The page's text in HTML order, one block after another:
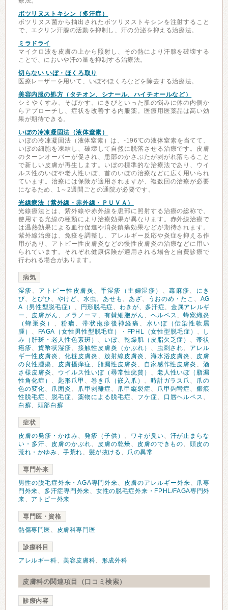
ボツリヌストキシン（多汗症）
ボツリヌス菌から抽出されたボツリヌストキシンを注射すること
で、エクリン汗腺の活動を抑制し、汗の分泌を抑える治療法。
ミラドライ
マイクロ波を皮膚の上から照射し、その熱により汗腺を破壊する
ことで、においや汗の量を抑制する治療法。
切らない いぼ・ほくろ取り
医療レーザーを用いて、いぼやほくろなどを除去する治療法。
美容内服の処方（タチオン、シナール、ハイチオールなど）
シミやくすみ、そばかす、にきびといった肌の悩みに体の内側か
らアプローチし、症状を改善する内服薬。医療用医薬品は高い効
果が期待できる。
いぼの冷凍凝固法（液体窒素）
いぼの冷凍凝固法（液体窒素）は、-196℃の液体窒素を当てて、
いぼの細胞を凍結し、破壊して自然に脱落させる治療です。皮膚
のターンオーバーが促され、患部のかさぶたが剥がれ落ちること
で新しい皮膚が再生します。いぼの標準的な治療法であり、ウイ
ルス性のいぼや老人性いぼ、首のいぼの治療などに広く用いられ
ています。治療には保険が適用されますが、複数回の治療が必要
になるため、1～2週間ごとの通院が必要です。
光線療法（紫外線・赤外線・ＰＵＶＡ）
光線療法とは、紫外線や赤外線を患部に照射する治療の総称で、
使用する光線の種類により治療効果が異なります。赤外線治療で
は温熱効果による血行促進や消炎鎮痛効果などが期待されます。
紫外線治療は、免疫を調整し、アレルギー反応や炎症を抑える作
用があり、アトピー性皮膚炎などの慢性皮膚炎の治療などに用い
られています。それぞれ健康保険が適用される場合と自費診療で
行われる場合があります。
病気
湿疹 、 アトピー性皮膚炎 、 手湿疹（主婦湿疹） 、蕁麻疹、 にき
び、 とびひ 、 やけど、 水虫、あせも 、あざ、 うおのめ・たこ 、 AG
A（男性型脱毛症） 、 円形脱毛症、 わきが、 多汗症、金属アレルギ
ー 、 皮膚がん 、 メラノーマ 、 有棘細胞がん 、 ヘルペス、蜂窩織炎
（蜂巣炎） 、 粉瘤 、 帯状疱疹後神経痛 、 水いぼ（伝染性軟属
腫） 、 FAGA（女性男性型脱毛症）・FPHL（女性型脱毛症） 、
し
み（肝斑・老人性色素斑） 、 いぼ、 乾燥肌（皮脂欠乏症） 、帯状
疱疹、 貨幣状湿疹、 接触性皮膚炎（かぶれ） 、 虫刺され、 アレル
ギー性皮膚炎 、 化粧皮膚炎 、 放射線皮膚炎 、 海水浴皮膚炎 、 皮膚
の良性腫瘍、 皮膚掻痒症、 脂漏性皮膚炎 、 自家感作性皮膚炎 、酒
さ様皮膚炎 、 ウイルス性いぼ（尋常性疣贅） 、 老人性いぼ（脂漏
性角化症） 、 匙形爪甲 、 巻き爪（嵌入爪） 、 時計ガラス爪 、 爪の
色の変化、 爪囲炎 、 爪甲剥離症、 爪甲縦裂症、 爪甲鉤彎症、瘢痕
性脱毛症、 脱毛症、 薬物による脱毛症、 フケ症、 口唇ヘルペス 、
白癬、 頭部白癬
症状
皮膚の発疹・かゆみ、 発疹（子供） 、 ワキが臭い、 汗が止まらな
い・多汗、 皮膚のかぶれ、 皮膚の乾燥、 皮膚のできもの、頭皮の
荒れ・かゆみ、手荒れ、 髪が抜ける 、 爪の異常
専門外来
男性の脱毛症外来・AGA専門外来、 皮膚のアレルギー外来、 爪専
門外来、 多汗症専門外来、 女性の脱毛症外来・FPHL/FAGA専門外
来、 アトピー外来
専門医・資格
熱傷専門医 、 皮膚科専門医
診療科目
アレルギー科、美容皮膚科、 形成外科
皮膚科の関連項目（口コミ検索）
診療内容